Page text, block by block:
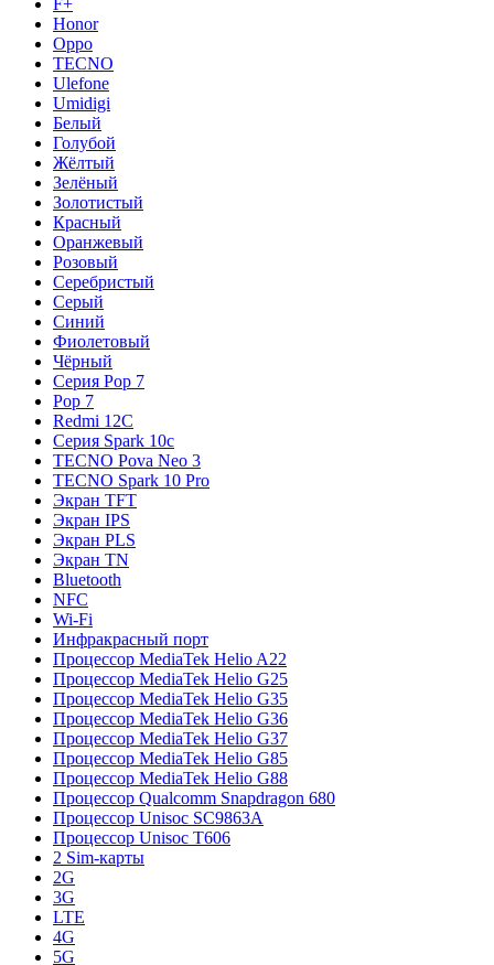
Honor
Oppo
TECNO
Ulefone
Umidigi
Белый
Голубой
Жёлтый
Зелёный
Золотистый
Красный
Оранжевый
Розовый
Серебристый
Серый
Синий
Фиолетовый
Чёрный
Серия Pop 7
Pop 7
Redmi 12C
Серия Spark 10c
TECNO Pova Neo 3
TECNO Spark 10 Pro
Экран TFT
Экран IPS
Экран PLS
Экран TN
Bluetooth
NFC
Wi-Fi
Инфракрасный порт
Процессор MediaTek Helio A22
Процессор MediaTek Helio G25
Процессор MediaTek Helio G35
Процессор MediaTek Helio G36
Процессор MediaTek Helio G37
Процессор MediaTek Helio G85
Процессор MediaTek Helio G88
Процессор Qualcomm Snapdragon 680
Процессор Unisoc SC9863A
Процессор Unisoc T606
2 Sim-карты
2G
3G
LTE
4G
5G